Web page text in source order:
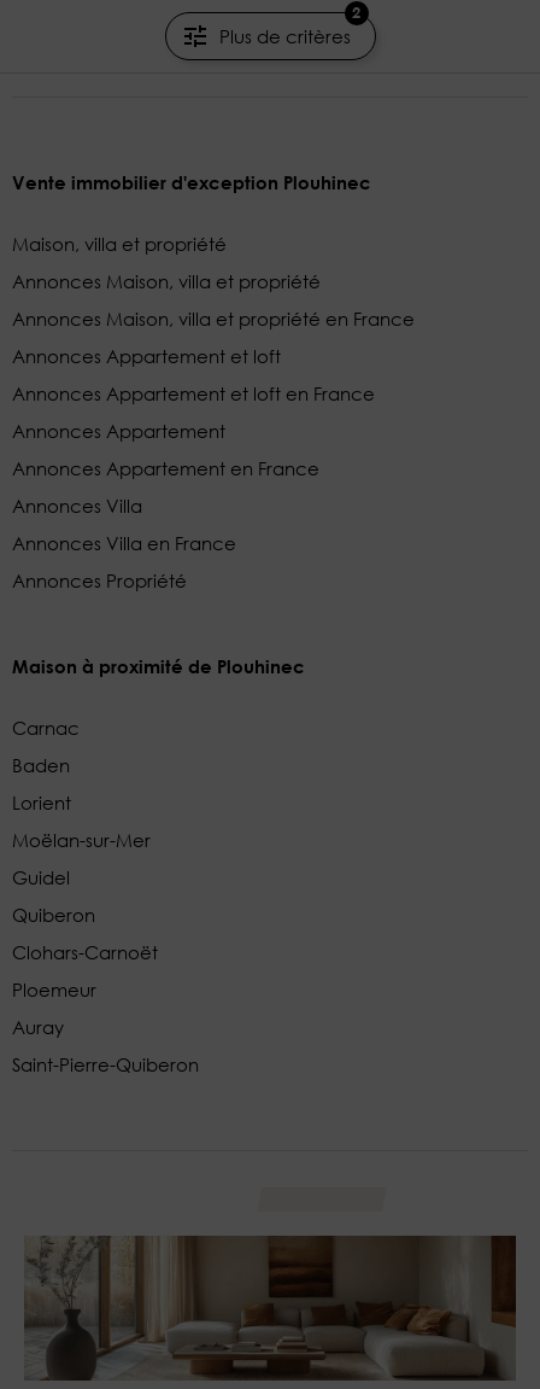
Plus de critères
2
JUNOT CHÂTEAUX & PATRIMOINE
Vente immobilier d'exception Plouhinec
Maison, villa et propriété
Annonces Maison, villa et propriété
Annonces Maison, villa et propriété en France
Annonces Appartement et loft
Annonces Appartement et loft en France
Annonces Appartement
Annonces Appartement en France
Annonces Villa
Annonces Villa en France
Annonces Propriété
Maison à proximité de Plouhinec
Carnac
Baden
Lorient
Moëlan-sur-Mer
Guidel
Quiberon
Clohars-Carnoët
Ploemeur
Auray
Saint-Pierre-Quiberon